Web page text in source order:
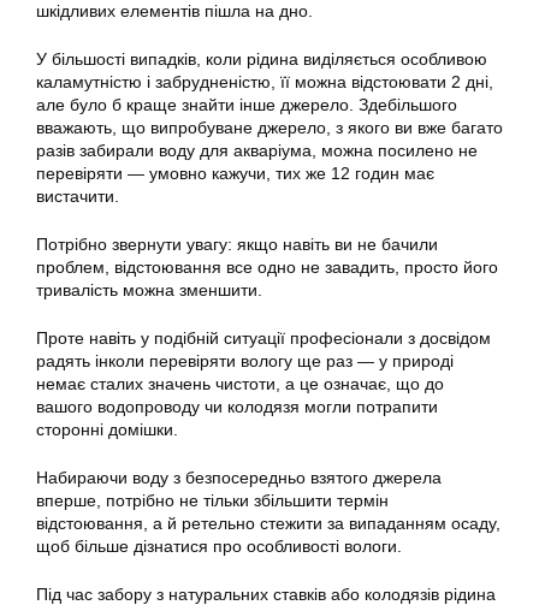
шкідливих елементів пішла на дно.
У більшості випадків, коли рідина виділяється особливою
каламутністю і забрудненістю, її можна відстоювати 2 дні,
але було б краще знайти інше джерело. Здебільшого
вважають, що випробуване джерело, з якого ви вже багато
разів забирали воду для акваріума, можна посилено не
перевіряти — умовно кажучи, тих же 12 годин має
вистачити.
Потрібно звернути увагу: якщо навіть ви не бачили
проблем, відстоювання все одно не завадить, просто його
тривалість можна зменшити.
Проте навіть у подібній ситуації професіонали з досвідом
радять інколи перевіряти вологу ще раз — у природі
немає сталих значень чистоти, а це означає, що до
вашого водопроводу чи колодязя могли потрапити
сторонні домішки.
Набираючи воду з безпосередньо взятого джерела
вперше, потрібно не тільки збільшити термін
відстоювання, а й ретельно стежити за випаданням осаду,
щоб більше дізнатися про особливості вологи.
Під час забору з натуральних ставків або колодязів рідина